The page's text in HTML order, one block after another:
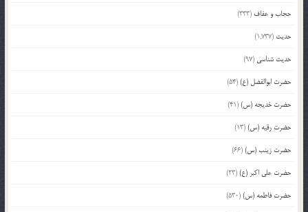
حجاب و عفاف (333)
حدیث (1,737)
حدیث شناسی (97)
حضرت ابوالفضل (ع)(54)
حضرت خدیجه (س)(41)
حضرت رقیه (س)(13)
حضرت زینب (س)(66)
حضرت علی اکبر (ع)(23)
حضرت فاطمه (س)(530)